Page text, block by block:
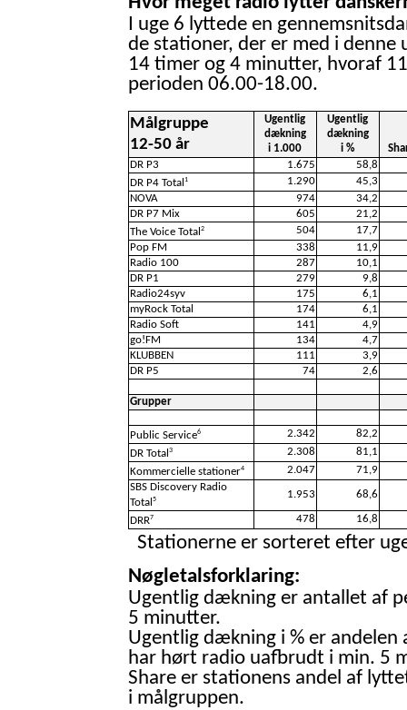
I uge 6 lyttede en
de stationer, der er med i denne
14 timer og 4 minutter, hvoraf
perioden 06.00-18.00.
Målgruppe
12-50 år
Ugentlig
dækning
i 1.000
Ugentlig
dækning
i %
DR P3
1.675
58,8
DR P4 Total 1 1.290
45,3
NOVA
974
34,2
DR P7 Mix
605
21,2
The Voice Total 2 504
17,7
Pop FM
338
11,9
Radio 100
287
10,1
DR P1
279
9,8
Radio24syv
175
6,1
myRock Total
174
6,1
Radio Soft
141
4,9
go!FM
134
4,7
KLUBBEN
111
3,9
DR P5
74 2,6
Grupper
Public Service6 2.342
82,2
DR Total 3 2.308
81,1
Kommercielle stationer4 2.047
71,9
SBS Discovery Radio
Total 5 1.953 68,6
DRR7 478 16,8
Stationerne er sorteret efter
Nøgletalsforklaring:
Ugentlig dækning er antallet af
5 minutter.
Ugentlig dækning i % er
har hørt radio uafbrudt i min. 5
Share er stationens andel af
i målgruppen.